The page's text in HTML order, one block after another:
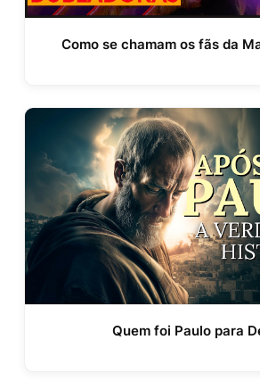
Como se chamam os fãs da
Quem foi Paulo para